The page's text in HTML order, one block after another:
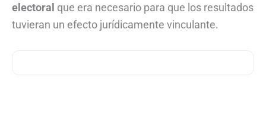
electoral que era necesario para que los resultados
tuvieran un efecto jurídicamente vinculante.